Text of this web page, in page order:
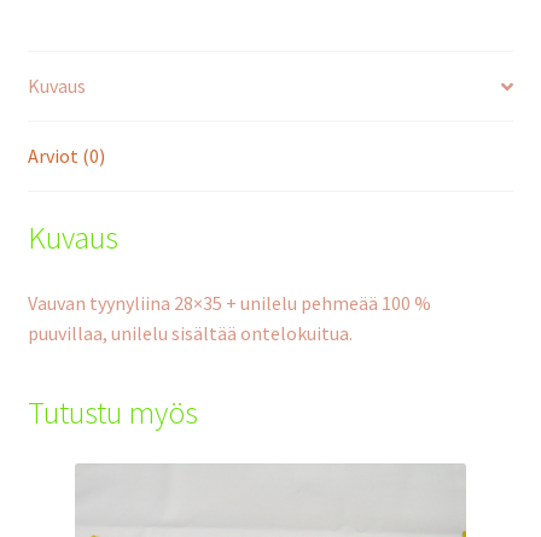
Kuvaus
Arviot (0)
Kuvaus
Vauvan tyynyliina 28×35 + unilelu pehmeää 100 %
puuvillaa, unilelu sisältää ontelokuitua.
Tutustu myös